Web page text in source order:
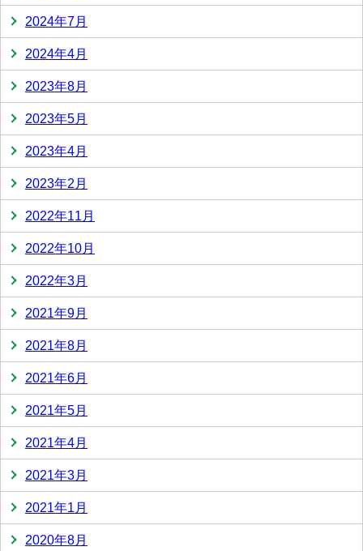
2024年7月
2024年4月
2023年8月
2023年5月
2023年4月
2023年2月
2022年11月
2022年10月
2022年3月
2021年9月
2021年8月
2021年6月
2021年5月
2021年4月
2021年3月
2021年1月
2020年8月